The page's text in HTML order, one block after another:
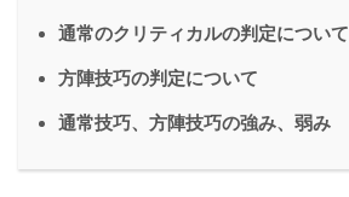
通常のクリティカルの判定について
方陣技巧の判定について
通常技巧、方陣技巧の強み、弱み